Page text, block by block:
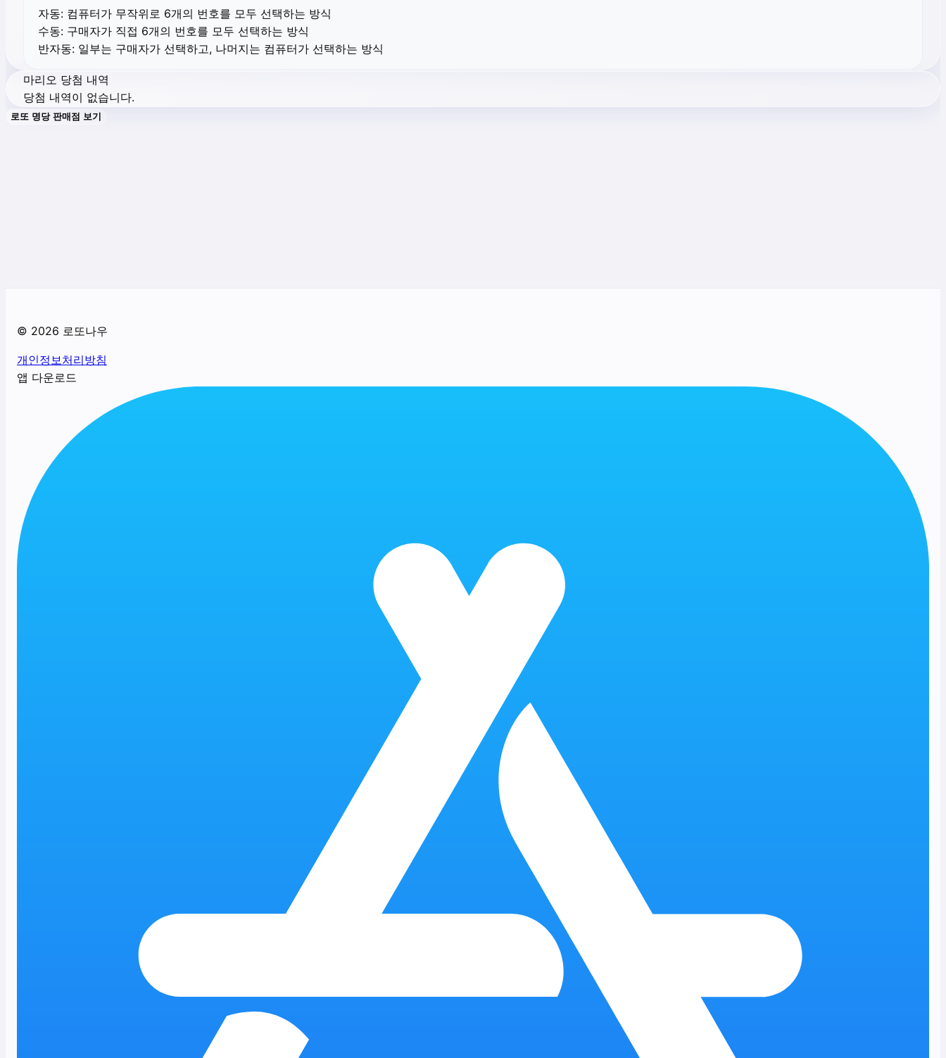
자동: 컴퓨터가 무작위로 6개의 번호를 모두 선택하는 방식
수동: 구매자가 직접 6개의 번호를 모두 선택하는 방식
반자동: 일부는 구매자가 선택하고, 나머지는 컴퓨터가 선택하는 방식
마리오 당첨 내역
당첨 내역이 없습니다.
로또 명당 판매점 보기
© 2026 로또나우
개인정보처리방침
앱 다운로드